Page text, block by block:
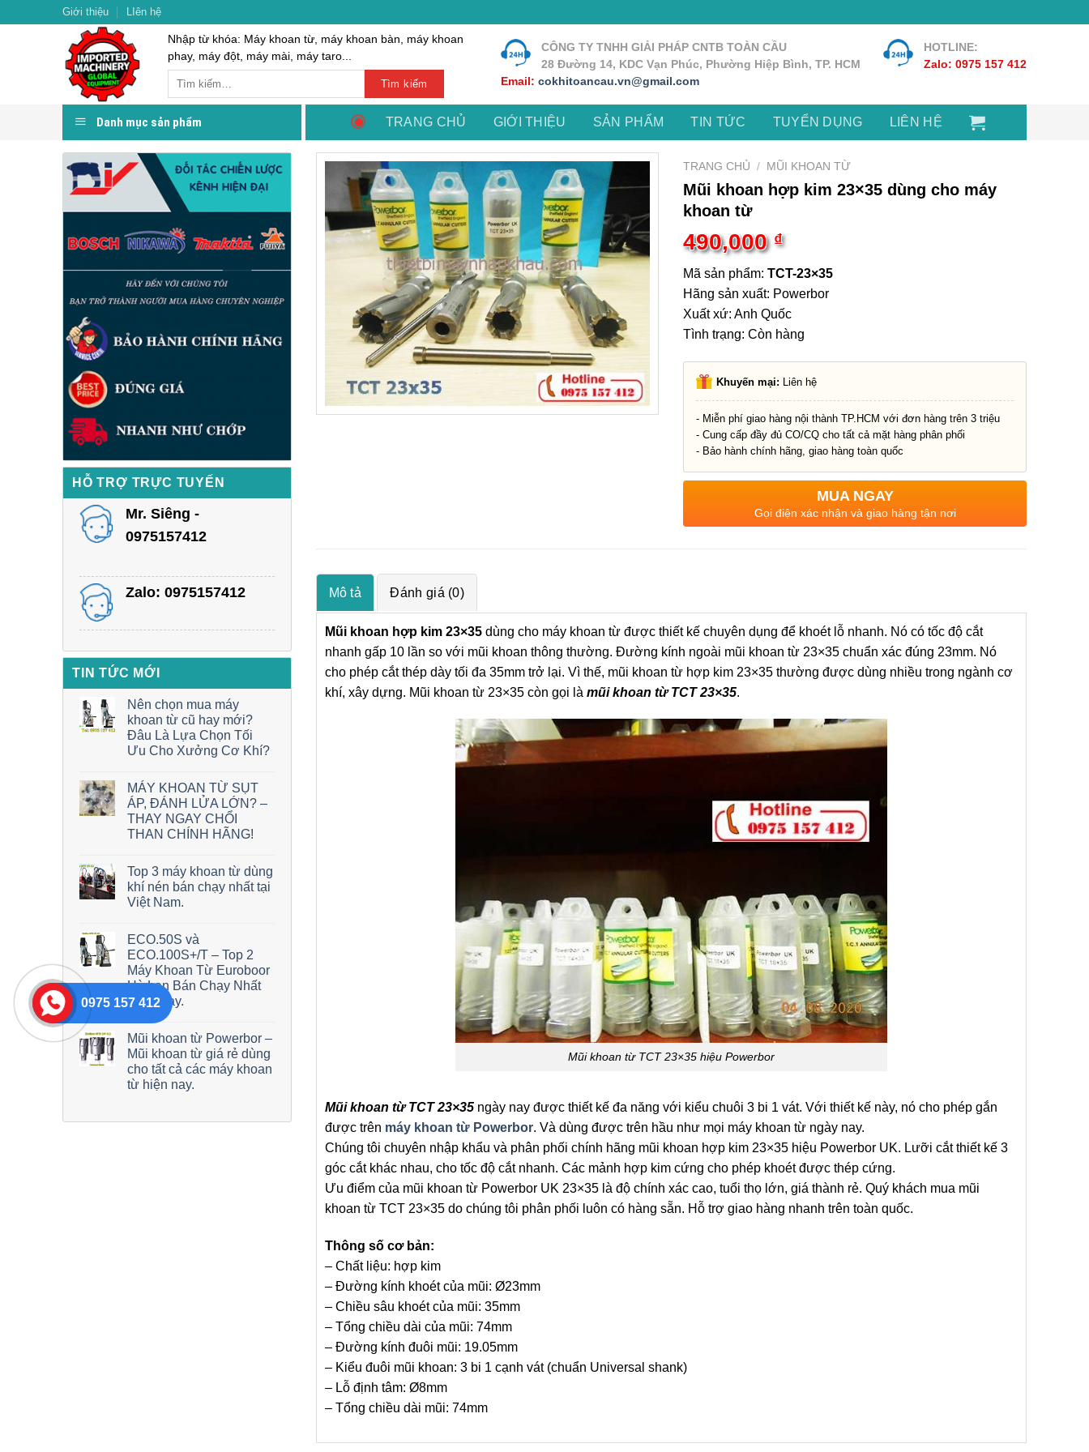
Giới thiệu LIên hệ
Nhập từ khóa: Máy khoan từ, máy khoan bàn, máy khoan
phay, máy đột, máy mài, máy taro...
Tìm kiếm
HOTLINE:
Zalo: 0975 157 412
CÔNG TY TNHH GIẢI PHÁP CNTB TOÀN CẦU
28 Đường 14, KDC Vạn Phúc, Phường Hiệp Bình, TP. HCM
Email: cokhitoancau.vn@gmail.com
Danh mục sản phẩm TRANG CHỦ GIỚI THIỆU SẢN PHẨM TIN TỨC TUYỂN DỤNG LIÊN HỆ
HỖ TRỢ TRỰC TUYẾN
Mr. Siêng -
0975157412
Zalo: 0975157412
TIN TỨC MỚI
Nên chọn mua máy
khoan từ cũ hay mới?
Đâu Là Lựa Chọn Tối
Ưu Cho Xưởng Cơ Khí?
MÁY KHOAN TỪ SỤT
ÁP, ĐÁNH LỬA LỚN? –
THAY NGAY CHỔI
THAN CHÍNH HÃNG!
Top 3 máy khoan từ dùng
khí nén bán chạy nhất tại
Việt Nam.
ECO.50S và
ECO.100S+/T – Top 2
Máy Khoan Từ Euroboor
Hà Lan Bán Chạy Nhất
Hiện Nay.
Mũi khoan từ Powerbor –
Mũi khoan từ giá rẻ dùng
cho tất cả các máy khoan
từ hiện nay.
TRANG CHỦ / MŨI KHOAN TỪ
Mũi khoan hợp kim 23×35 dùng cho máy
khoan từ
490,000 ₫
Mã sản phẩm:TCT-23×35
Hãng sản xuất: Powerbor
Xuất xứ: Anh Quốc
Tình trạng: Còn hàng
Khuyến mại: Liên hệ
- Miễn phí giao hàng nội thành TP.HCM với đơn hàng trên 3 triệu
- Cung cấp đầy đủ CO/CQ cho tất cả mặt hàng phân phối
- Bảo hành chính hãng, giao hàng toàn quốc
MUA NGAY
Gọi điện xác nhận và giao hàng tận nơi
Mô tả Đánh giá (0)
Mũi khoan hợp kim 23×35dùng cho máy khoan từ được thiết kế chuyên dụng để khoét lỗ nhanh. Nó có tốc độ cắt
nhanh gấp 10 lần so với mũi khoan thông thường. Đường kính ngoài mũi khoan từ 23×35 chuẩn xác đúng 23mm. Nó
cho phép cắt thép dày tối đa 35mm trở lại. Vì thế, mũi khoan từ hợp kim 23×35 thường được dùng nhiều trong ngành cơ
khí, xây dựng. Mũi khoan từ 23×35 còn gọi là mũi khoan từ TCT 23×35.
Mũi khoan từ TCT 23×35 hiệu Powerbor
Mũi khoan từ TCT 23×35ngày nay được thiết kế đa năng với kiểu chuôi 3 bi 1 vát. Với thiết kế này, nó cho phép gắn
được trên máy khoan từ Powerbor. Và dùng được trên hầu như mọi máy khoan từ ngày nay.
Chúng tôi chuyên nhập khẩu và phân phối chính hãng mũi khoan hợp kim 23×35 hiệu Powerbor UK. Lưỡi cắt thiết kế 3
góc cắt khác nhau, cho tốc độ cắt nhanh. Các mảnh hợp kim cứng cho phép khoét được thép cứng.
Ưu điểm của mũi khoan từ Powerbor UK 23×35 là độ chính xác cao, tuổi thọ lớn, giá thành rẻ. Quý khách mua mũi
khoan từ TCT 23×35 do chúng tôi phân phối luôn có hàng sẵn. Hỗ trợ giao hàng nhanh trên toàn quốc.
Thông số cơ bản:
– Chất liệu: hợp kim
– Đường kính khoét của mũi: Ø23mm
– Chiều sâu khoét của mũi: 35mm
– Tổng chiều dài của mũi: 74mm
– Đường kính đuôi mũi: 19.05mm
– Kiểu đuôi mũi khoan: 3 bi 1 cạnh vát (chuẩn Universal shank)
– Lỗ định tâm: Ø8mm
– Tổng chiều dài mũi: 74mm
0975 157 412